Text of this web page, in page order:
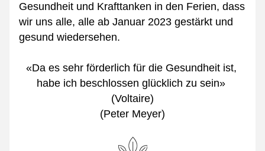
Gesundheit und Krafttanken in den Ferien, dass
wir uns alle, alle ab Januar 2023 gestärkt und
gesund wiedersehen.
«Da es sehr förderlich für die Gesundheit ist,
habe ich beschlossen glücklich zu sein»
(Voltaire)
(Peter Meyer)